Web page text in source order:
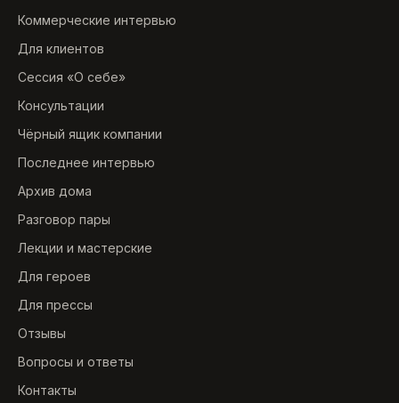
Коммерческие интервью
Для клиентов
Сессия «О себе»
Консультации
Чёрный ящик компании
Последнее интервью
Архив дома
Разговор пары
Лекции и мастерские
Для героев
Для прессы
Отзывы
Вопросы и ответы
Контакты